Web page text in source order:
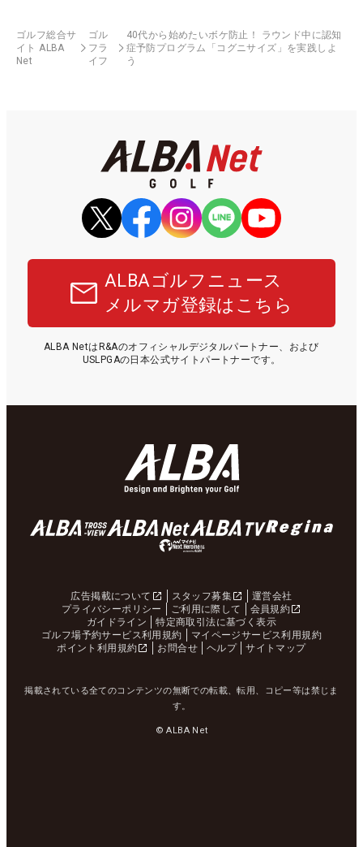
ゴルフ総合サ
イト ALBA
Net
ゴル
フラ
イフ
40代から始めたいボケ防止！ ラウンド中に認知
症予防プログラム「コグニサイズ」を実践しよ
う
ALBAゴルフニュース
メルマガ登録はこちら
ALBA NetはR&Aのオフィシャルデジタルパートナー、および
USLPGAの日本公式サイトパートナーです。
広告掲載について スタッフ募集
運営会社
プライバシーポリシー
ご利用に際して
会員規約
ガイドライン
特定商取引法に基づく表示
ゴルフ場予約サービス利用規約
マイページサービス利用規約
ポイント利用規約
お問合せ ヘルプ サイトマップ
掲載されている全てのコンテンツの無断での転載、転用、コピー等は禁じま
す。
© ALBA Net